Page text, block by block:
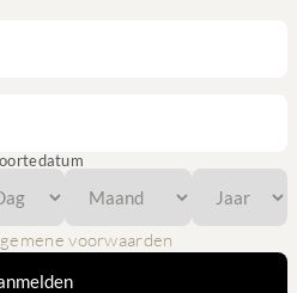
voorwaarden